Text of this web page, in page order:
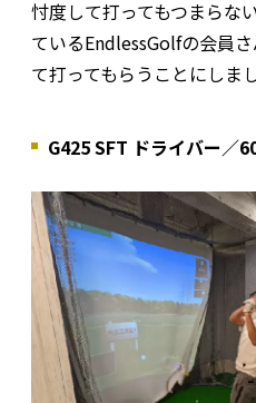
忖度して打ってもつまらな
ているEndlessGolfの会員
て打ってもらうことにしま
G425 SFT ドライバー／